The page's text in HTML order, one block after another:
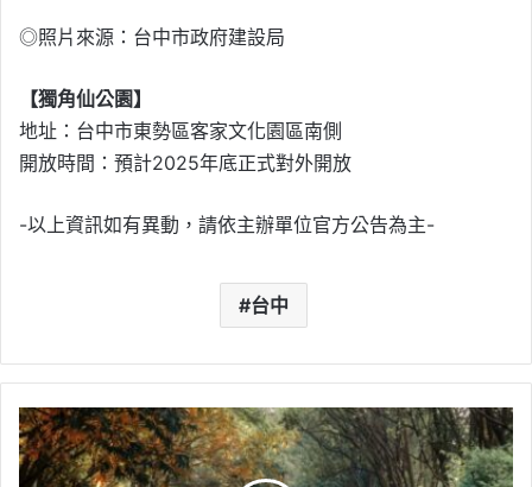
◎照片來源：台中市政府建設局
【獨角仙公園】
地址：台中市東勢區客家文化園區南側
開放時間：預計2025年底正式對外開放
-以上資訊如有異動，請依主辦單位官方公告為主-
台中